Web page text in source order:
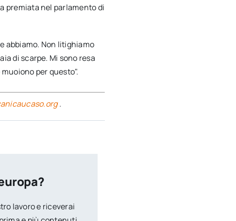
premiata nel parlamento di
abbiamo. Non litighiamo
di scarpe. Mi sono resa
per questo".
.
lavoro e riceverai